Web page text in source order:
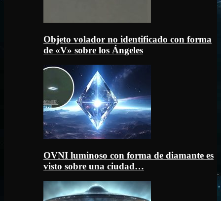
Objeto volador no identificado con forma
de «V» sobre los Ángeles
OVNI luminoso con forma de diamante es
visto sobre una ciudad…